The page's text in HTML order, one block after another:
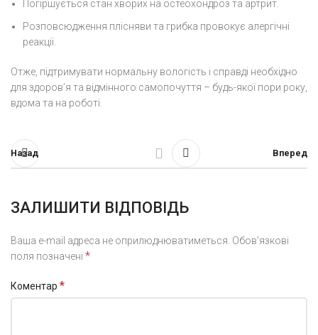
Погіршується стан хворих на остеохондроз та артрит.
Розповсюдження плісняви та грибка провокує алергічні
реакції.
Отже, підтримувати нормальну вологість і справді необхідно
для здоров’я та відмінного самопочуття – будь-якої пори року,
вдома та на роботі.
Назад Вперед
ЗАЛИШИТИ ВІДПОВІДЬ
Ваша e-mail адреса не оприлюднюватиметься. Обов’язкові
поля позначені *
Коментар *